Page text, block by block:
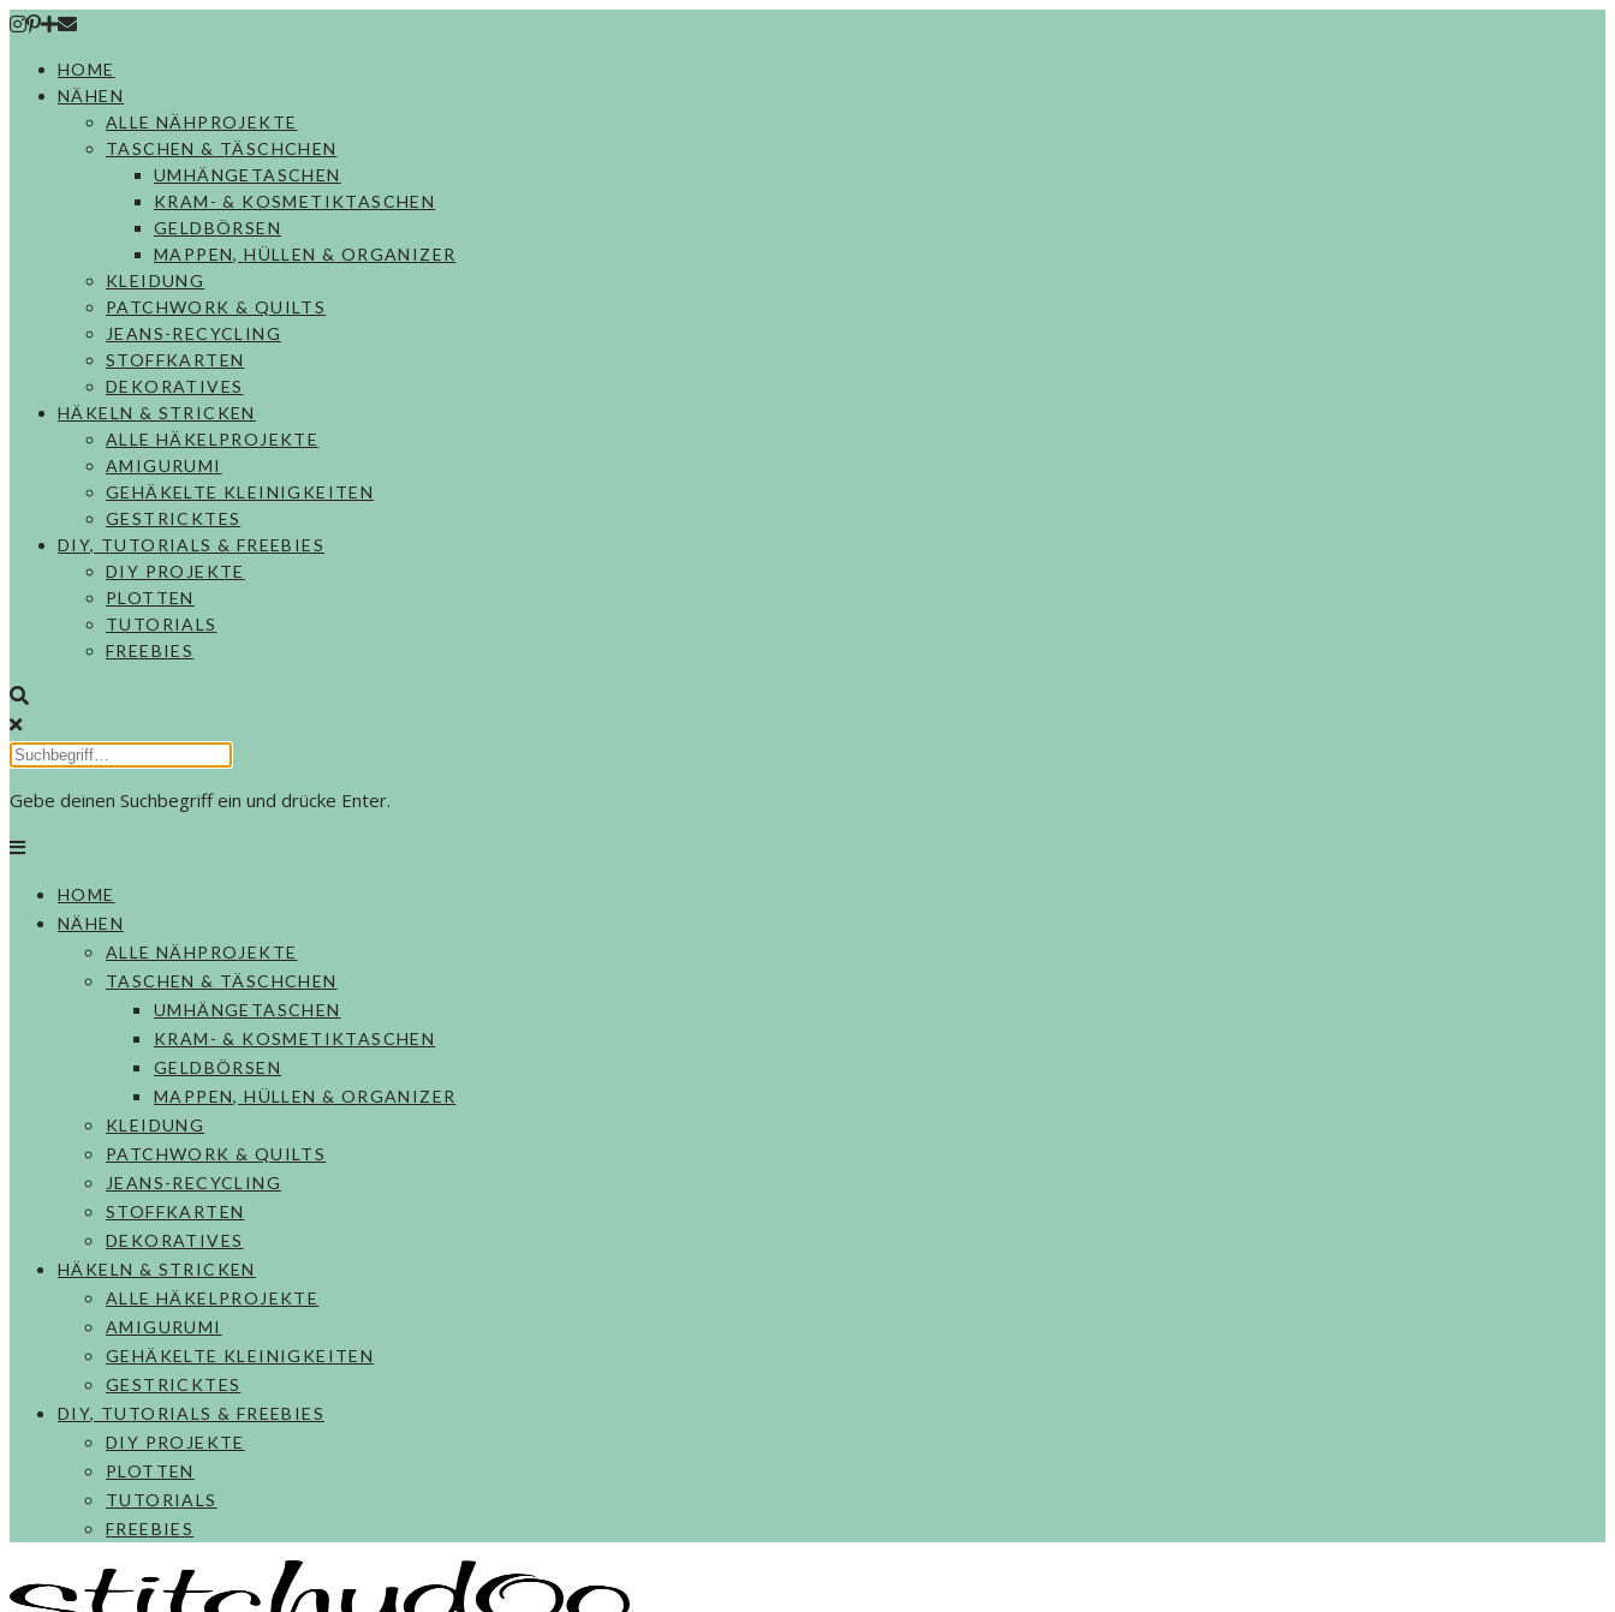
Skip
contentHOME
NÄHEN
ALLE NÄHPROJEKTE
TASCHEN & TÄSCHCHEN
UMHÄNGETASCHEN
KRAM- & KOSMETIKTASCHEN
GELDBÖRSEN
MAPPEN, HÜLLEN & ORGANIZER
KLEIDUNG
PATCHWORK & QUILTS
JEANS-RECYCLING
STOFFKARTEN
DEKORATIVES
HÄKELN & STRICKEN
ALLE HÄKELPROJEKTE
AMIGURUMI
GEHÄKELTE KLEINIGKEITEN
GESTRICKTES
DIY, TUTORIALS & FREEBIES
DIY PROJEKTE
PLOTTEN
TUTORIALS
FREEBIES
Gebe deinen Suchbegriff ein und drücke Enter.
HOME
NÄHEN
ALLE NÄHPROJEKTE
TASCHEN & TÄSCHCHEN
UMHÄNGETASCHEN
KRAM- & KOSMETIKTASCHEN
GELDBÖRSEN
MAPPEN, HÜLLEN & ORGANIZER
KLEIDUNG
PATCHWORK & QUILTS
JEANS-RECYCLING
STOFFKARTEN
DEKORATIVES
HÄKELN & STRICKEN
ALLE HÄKELPROJEKTE
AMIGURUMI
GEHÄKELTE KLEINIGKEITEN
GESTRICKTES
DIY, TUTORIALS & FREEBIES
DIY PROJEKTE
PLOTTEN
TUTORIALS
FREEBIES